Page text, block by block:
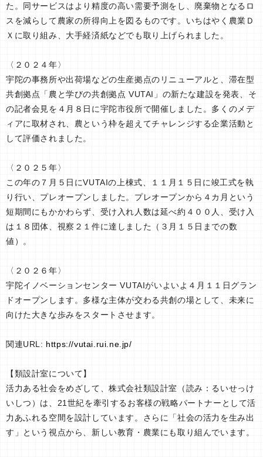
た。同サービスはより精度の高い需要予測をし、廃棄物となるロ
スを減らして農家の所得向上を図るものです。いちはやく農業Ｄ
Ｘに取り組み、大手経済紙などでも取り上げられました。
〈２０２４年〉
宇陀の事務所や出荷場などの生産拠点のリニューアルと、滞在型
共創拠点「農と学びの共創拠点 VUTAI」の新たな建設を発表、そ
の記者会見を４月８日に宇陀市役所で開催しました。多くのメデ
ィアに取材され、農という枠を超えてチャレンジする企業活動と
して評価されました。
〈２０２５年〉
この年の７月５日にVUTAIの上棟式、１１月１５日に竣工式を執
り行い、プレオープンしました。プレオープンから４カ月という
短期間にもかかわらず、受け入れ人数は延べ約４００人、受け入
は１８団体、視察２１件に達しました（３月１５日までの数
値）。
〈２０２６年〉
宇陀イノベーションセンター VUTAIがいよいよ４月１１日グラン
ドオープンします。多様な主体が交わる共創の場として、未来に
向けた大きな歩みをスタートさせます。
関連URL: https://vutai.rui.ne.jp/
【類設計室について】
活力ある社会をめざして、株式会社類設計室（読み：るいせっけ
いしつ）は、21世紀を牽引するお客様の戦略パートナーとして活
力あふれる空間を設計しています。さらに「社会の活力を生み出
す」という視点から、新しい教育・農業にも取り組んでいます。